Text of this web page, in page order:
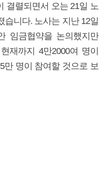
결렬되면서 오는 21일 노
습니다. 노사는 지난 12일
임금협약을 논의했지만
재까지 4만2000여 명이
만 명이 참여할 것으로 보